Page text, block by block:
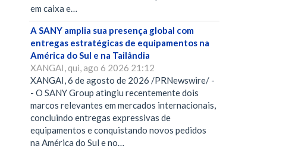
em caixa e…
A SANY amplia sua presença global com
entregas estratégicas de equipamentos na
América do Sul e na Tailândia
XANGAI, qui, ago 6 2026 21:12
XANGAI, 6 de agosto de 2026 /PRNewswire/ -
- O SANY Group atingiu recentemente dois
marcos relevantes em mercados internacionais,
concluindo entregas expressivas de
equipamentos e conquistando novos pedidos
na América do Sul e no…